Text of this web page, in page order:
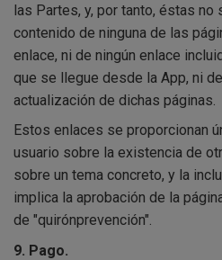
las Partes, y, por tanto, éstas
contenido de ninguna de las
enlace, ni de ningún enlace
que se llegue desde la App, ni
actualización de dichas páginas.
Estos enlaces se proporcionan
usuario sobre la existencia de
sobre un tema concreto, y la
implica la aprobación de la
de "quirónprevención".
9. Pago.